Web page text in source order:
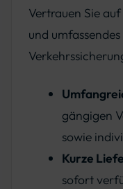
Vertrauen Sie
und
gängigen
sowie
Kurze
sofort